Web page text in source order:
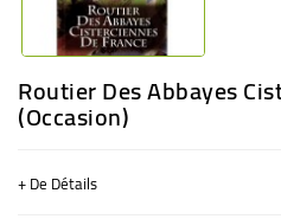
Routier Des Abbayes
(Occasion)
+ De Détails